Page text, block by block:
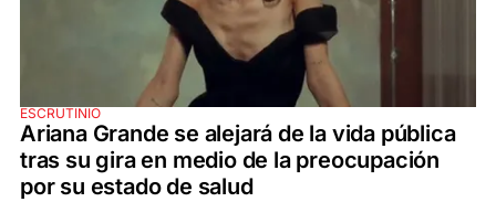
ESCRUTINIO
Ariana Grande se alejará de la vida pública
tras su gira en medio de la preocupación
por su estado de salud